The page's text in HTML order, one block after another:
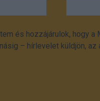
és hozzájárulok, hogy a
– hírlevelet küldjön,